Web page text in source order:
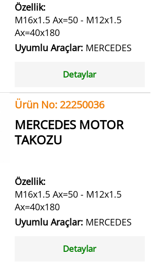
Özellik:
M16x1.5 Ax=50 - M12x1.5
Ax=40x180
Uyumlu Araçlar: MERCEDES
Detaylar
Ürün No: 22250036
MERCEDES MOTOR
TAKOZU
Özellik:
M16x1.5 Ax=50 - M12x1.5
Ax=40x180
Uyumlu Araçlar: MERCEDES
Detaylar